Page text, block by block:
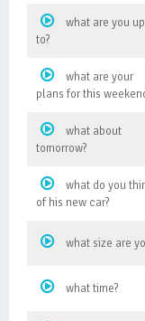
what are you up
to?
what are your
plans for this
what about
tomorrow?
what do you
of his new car?
what size are
what time?